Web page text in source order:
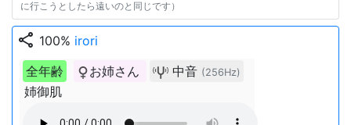
に行こうとしたら遠いのと同じです）
share 100% irori
全年齢
お姉さん 中音 (256Hz)
姉御肌